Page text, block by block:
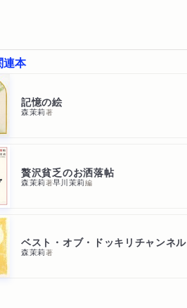
連本
記憶の絵
森茉莉著
贅沢貧乏のお洒落帖
森茉莉著早川茉莉編
ベスト・オブ・ドッキリチャンネル
森茉莉著